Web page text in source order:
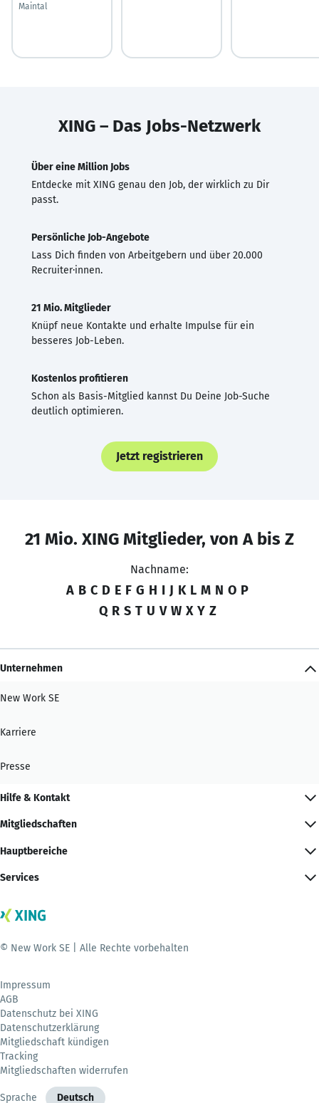
Maintal
XING – Das Jobs-Netzwerk
Über eine Million Jobs
Entdecke mit XING genau den Job, der wirklich zu Dir
passt.
Persönliche Job-Angebote
Lass Dich finden von Arbeitgebern und über 20.000
Recruiter·innen.
21 Mio. Mitglieder
Knüpf neue Kontakte und erhalte Impulse für ein
besseres Job-Leben.
Kostenlos profitieren
Schon als Basis-Mitglied kannst Du Deine Job-Suche
deutlich optimieren.
Jetzt registrieren
21 Mio. XING Mitglieder, von A bis Z
Nachname:
A B C D E F G H I J K L M N O P
Q R S T U V W X Y Z
Unternehmen
New Work SE
Karriere
Presse
Hilfe & Kontakt
Mitgliedschaften
Hauptbereiche
Services
© New Work SE | Alle Rechte vorbehalten
Impressum
AGB
Datenschutz bei XING
Datenschutzerklärung
Mitgliedschaft kündigen
Tracking
Mitgliedschaften widerrufen
Sprache Deutsch